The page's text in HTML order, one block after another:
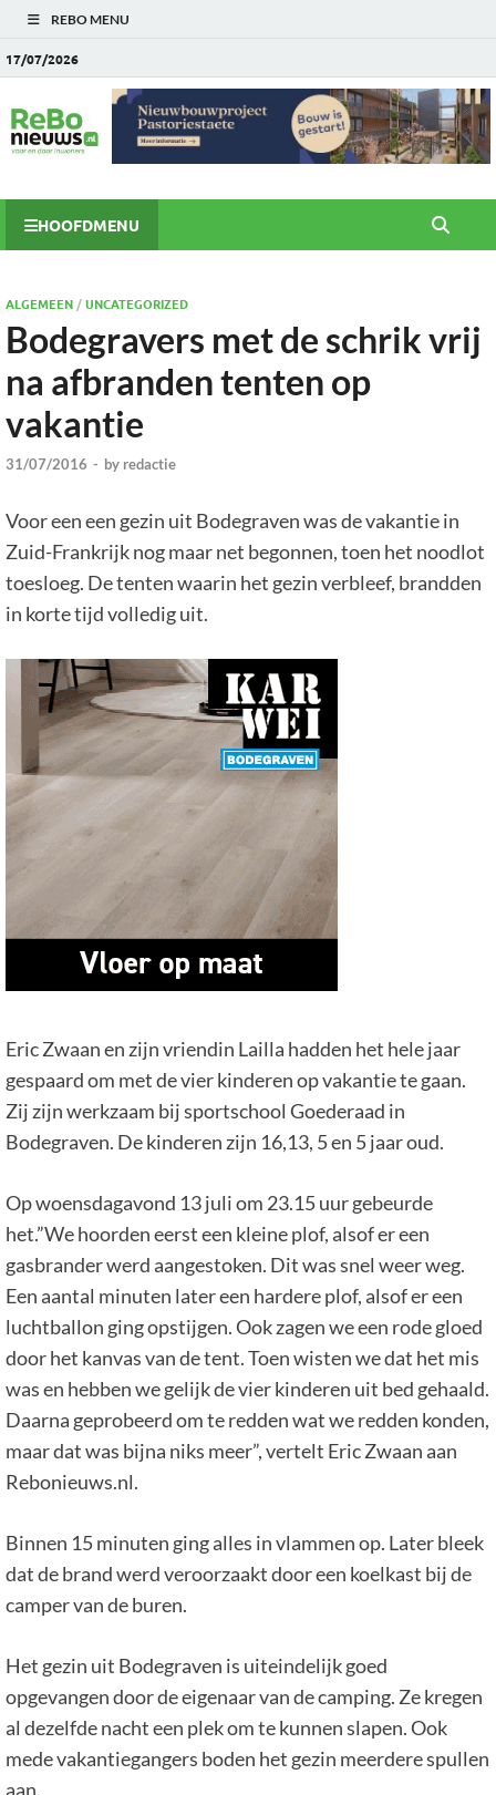
REBO MENU
17/07/2026
HOOFDMENU
ALGEMEEN/UNCATEGORIZED
Bodegravers met de schrik vrij
na afbranden tenten op
vakantie
31/07/2016 - by redactie
Voor een een gezin uit Bodegraven was de vakantie in
Zuid-Frankrijk nog maar net begonnen, toen het noodlot
toesloeg. De tenten waarin het gezin verbleef, brandden
in korte tijd volledig uit.
Eric Zwaan en zijn vriendin Lailla hadden het hele jaar
gespaard om met de vier kinderen op vakantie te gaan.
Zij zijn werkzaam bij sportschool Goederaad in
Bodegraven. De kinderen zijn 16,13, 5 en 5 jaar oud.
Op woensdagavond 13 juli om 23.15 uur gebeurde
het.”We hoorden eerst een kleine plof, alsof er een
gasbrander werd aangestoken. Dit was snel weer weg.
Een aantal minuten later een hardere plof, alsof er een
luchtballon ging opstijgen. Ook zagen we een rode gloed
door het kanvas van de tent. Toen wisten we dat het mis
was en hebben we gelijk de vier kinderen uit bed gehaald.
Daarna geprobeerd om te redden wat we redden konden,
maar dat was bijna niks meer”, vertelt Eric Zwaan aan
Rebonieuws.nl.
Binnen 15 minuten ging alles in vlammen op. Later bleek
dat de brand werd veroorzaakt door een koelkast bij de
camper van de buren.
Het gezin uit Bodegraven is uiteindelijk goed
opgevangen door de eigenaar van de camping. Ze kregen
al dezelfde nacht een plek om te kunnen slapen. Ook
mede vakantiegangers boden het gezin meerdere spullen
aan.